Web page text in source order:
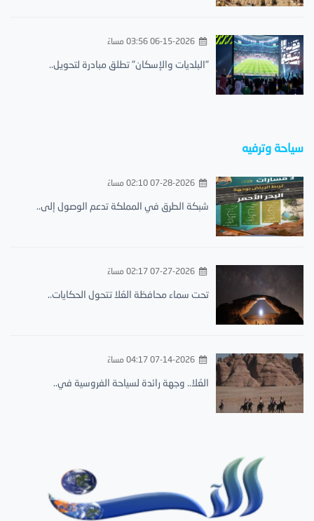
06-15-2026 03:56 مساءً
"البلديات والإسكان" تطلق مبادرة لتحويل..
سياحة وترفيه
07-28-2026 02:10 مساءً
شبكة الطرق في المملكة تدعم الوصول إلى..
07-27-2026 02:17 مساءً
تحت سماء محافظة العُلا تتحول الحكايات..
07-14-2026 04:17 مساءً
العُلا.. وجهة رائدة لسياحة الفروسية في..